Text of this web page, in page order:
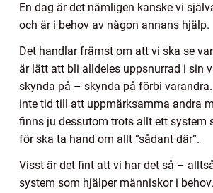
En dag är det nämligen kanske vi
och är i behov av någon annans hjälp.
Det handlar främst om att vi ska se
är lätt att bli alldeles uppsnurrad i sin
skynda på – skynda på förbi
inte tid till att uppmärksamma andra
finns ju dessutom trots allt ett system
för ska ta hand om allt ”sådant där”.
Visst är det fint att vi har det så –
system som hjälper människor i